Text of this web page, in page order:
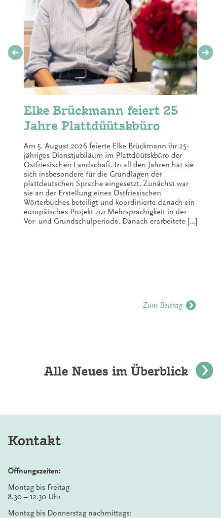
Elke Brückmann feiert 25
Jahre Plattdüütskbüro
Am 5. August 2026 feierte Elke Brückmann ihr 25-
jähriges Dienstjubiläum im Plattdüütskbüro der
Ostfriesischen Landschaft. In all den Jahren hat sie
sich insbesondere für die Grundlagen der
plattdeutschen Sprache eingesetzt. Zunächst war
sie an der Erstellung eines Ostfriesischen
Wörterbuches beteiligt und koordinierte danach ein
europäisches Projekt zur Mehrsprachigkeit in der
Vor- und Grundschulperiode. Danach erarbeitete […]
Zum Beitrag
Alle Neues im Überblick
Kontakt
Öffnungszeiten:
Montag bis Freitag
8.30 – 12.30 Uhr
Montag bis Donnerstag nachmittags: